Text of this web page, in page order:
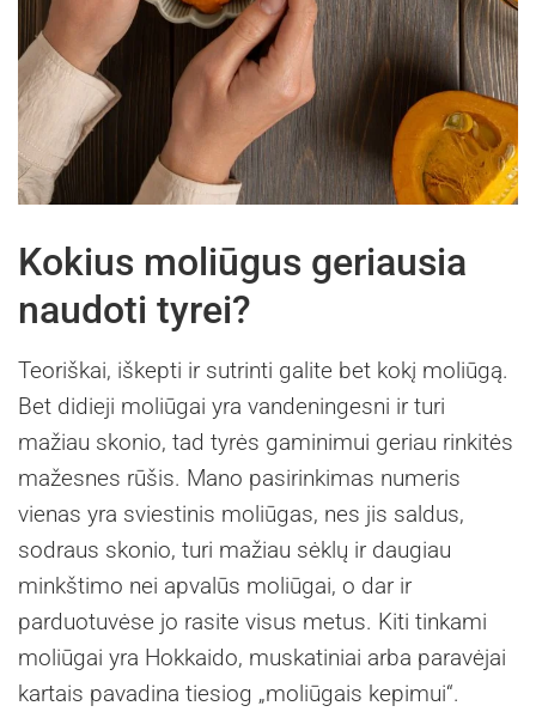
Kokius moliūgus geriausia
naudoti tyrei?
Teoriškai, iškepti ir sutrinti galite bet kokį moliūgą.
Bet didieji moliūgai yra vandeningesni ir turi
mažiau skonio, tad tyrės gaminimui geriau rinkitės
mažesnes rūšis. Mano pasirinkimas numeris
vienas yra sviestinis moliūgas, nes jis saldus,
sodraus skonio, turi mažiau sėklų ir daugiau
minkštimo nei apvalūs moliūgai, o dar ir
parduotuvėse jo rasite visus metus. Kiti tinkami
moliūgai yra Hokkaido, muskatiniai arba paravėjai
kartais pavadina tiesiog „moliūgais kepimui“.